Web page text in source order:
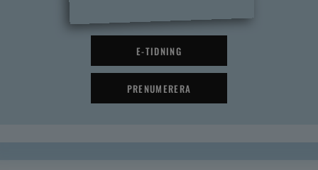
E-TIDNING
PRENUMERERA